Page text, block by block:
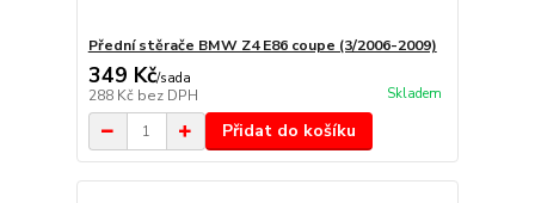
Přední stěrače BMW Z4 E86 coupe (3/2006-2009)
349 Kč/sada
288 Kč bez DPH Skladem
Přidat do košíku